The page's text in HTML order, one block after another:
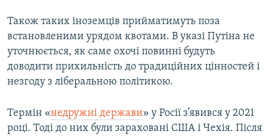
Також таких іноземців прийматимуть поза
встановленими урядом квотами. В указі Путіна не
уточнюється, як саме охочі повинні будуть
доводити прихильність до традиційних цінностей і
незгоду з ліберальною політикою.
Термін «недружні держави» у Росії з’явився у 2021
році. Тоді до них були зараховані США і Чехія. Після